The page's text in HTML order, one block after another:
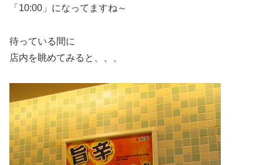
「10:00」になってますね～
待っている間に
店内を眺めてみると、、、